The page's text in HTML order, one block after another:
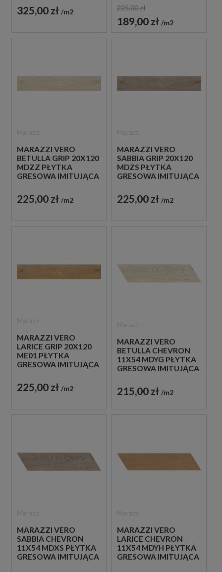
325,00 zł m2 225,00 zł
189,00 zł m2
MARAZZI VERO
BETULLA GRIP 20X120
MDZZ PŁYTKA
GRESOWA IMITUJĄCA
225,00 zł m2
MARAZZI VERO
SABBIA GRIP 20X120
MDZS PŁYTKA
GRESOWA IMITUJĄCA
225,00 zł m2
MARAZZI VERO
LARICE GRIP 20X120
ME01 PŁYTKA
GRESOWA IMITUJĄCA
225,00 zł m2
MARAZZI VERO
BETULLA CHEVRON
11X54 MDYG PŁYTKA
GRESOWA IMITUJĄCA
215,00 zł m2
MARAZZI VERO
SABBIA CHEVRON
11X54 MDXS PŁYTKA
GRESOWA IMITUJĄCA
MARAZZI VERO
LARICE CHEVRON
11X54 MDYH PŁYTKA
GRESOWA IMITUJĄCA